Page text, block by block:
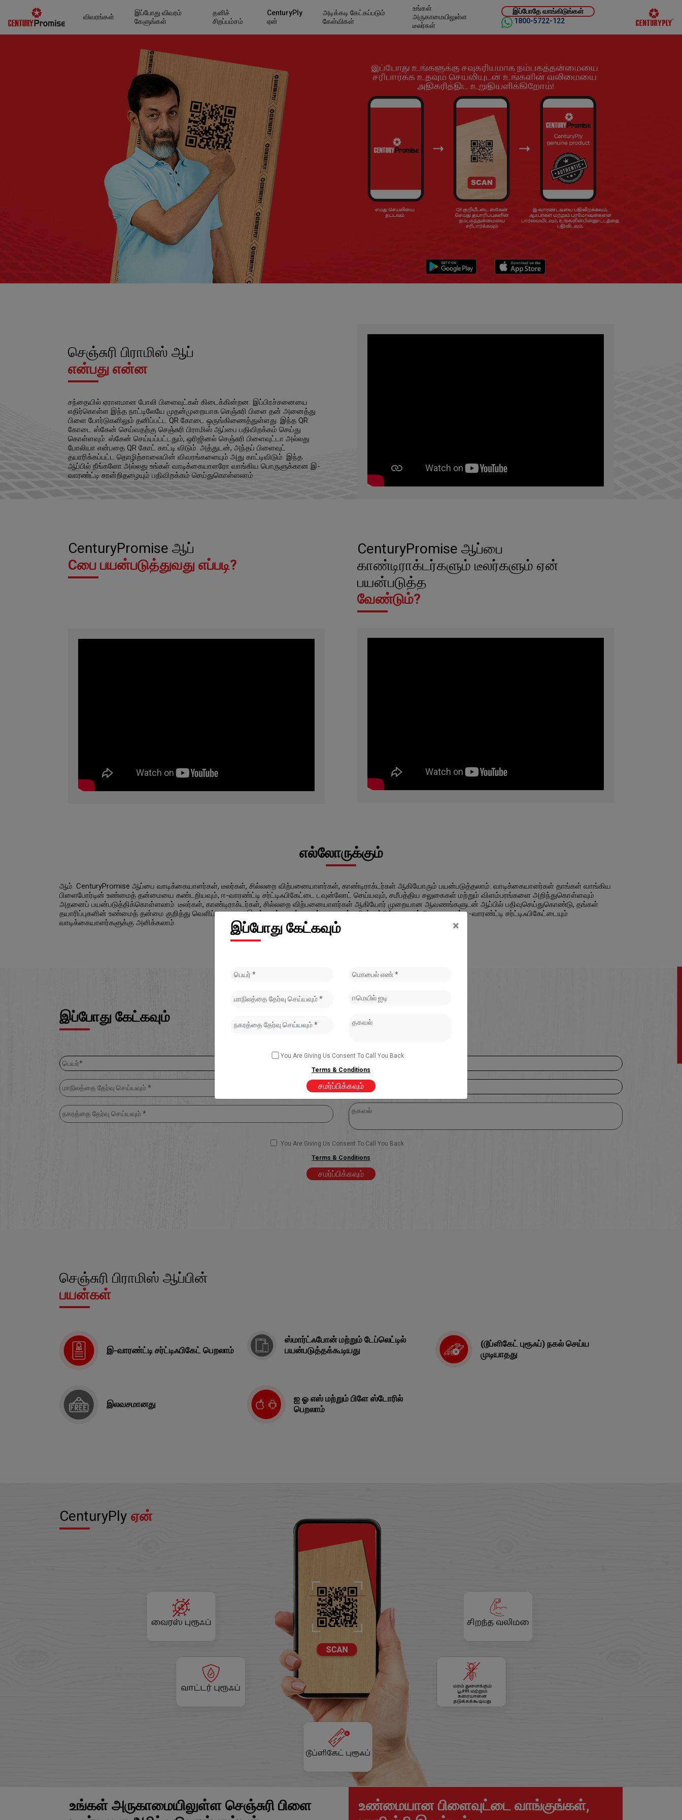
விவரங்கள்
இப்போது விவரம்
கேளுங்கள்
தனிச்
சிறப்பம்சம்
CenturyPly
ஏன்
அடிக்கடி கேட்கப்படும்
கேள்விகள்
உங்கள்
அருகாமையிலுள்ள
டீலர்கள்
இப்போதே வாங்கிடுங்கள்
1800-5722-122
செஞ்சுரி பிராமிஸ் ஆப்
என்பது என்ன
சந்தையில் ஏராளமான போலி பிளைவுட்கள் கிடைக்கின்றன. இப்பிரச்சனையை
எதிர்கொள்ள இந்த நாட்டிலேயே முதன்முறையாக செஞ்சுரி பிளை தன் அனைத்து
பிளை போர்டுகளிலும் தனிப்பட்ட QR கோடை ஒருங்கிணைத்துள்ளது. இந்த QR
கோடை ஸ்கேன் செய்வதற்கு செஞ்சுரி பிராமிஸ் ஆப்பை பதிவிறக்கம் செய்து
கொள்ளவும். ஸ்கேன் செய்யப்பட்டதும், ஒரிஜினல் செஞ்சுரி பிளைவுட்டா அல்லது
போலியா என்பதை QR கோட் காட்டி விடும். அத்துடன், அந்தப் பிளைவுட்
தயாரிக்கப்பட்ட தொழிற்சாலையின் விவரங்களையும் அது காட்டிவிடும். இந்த
ஆப்பில் நீங்களோ அல்லது உங்கள் வாடிக்கையாளரோ வாங்கிய பொருளுக்கான இ-
வாரண்ட்டி சான்றிதழையும் பதிவிறக்கம் செய்துகொள்ளலாம்.
CenturyPromise ஆப்
Cபை பயன்படுத்துவது எப்படி?
CenturyPromise ஆப்பை
காண்டிராக்டர்களும் டீலர்களும் ஏன்
பயன்படுத்த
வேண்டும்?
எல்லோருக்கும்
ஆம். CenturyPromise ஆப்பை வாடிக்கையாளர்கள், டீலர்கள், சில்லறை விற்பனையாளர்கள், காண்டிராக்டர்கள் ஆகியோரும் பயன்படுத்தலாம். வாடிக்கையாளர்கள் தாங்கள் வாங்கிய
பிளைபோர்டின் உண்மைத் தன்மையை கண்டறியவும், ஈ-வாரண்ட்டி சர்ட்டிஃபிகேட்டை டவுன்லோட் செய்யவும், சமீபத்திய சலுகைகள் மற்றும் விளம்பரங்களை அறிந்துகொள்ளவும்
அதனைப் பயன்படுத்திக்கொள்ளலாம். டீலர்கள், காண்டிராக்டர்கள், சில்லறை விற்பனையாளர்கள் ஆகியோர் முறையான ஆவணங்களுடன் ஆப்பில் பதிவுசெய்துகொண்டு, தங்கள்
தயாரிப்புகளின் உண்மைத் தன்மை குறித்து வெளிப்படையாக இருப்பதன் மூலம் வாடிக்கையாளர்களின் நம்பிக்கையைப் பெறுவதுடன் ஈ-வாரண்ட்டி சர்ட்டிஃபிகேட்டையும்
வாடிக்கையாளர்களுக்கு அளிக்கலாம்.
இப்போது கேட்கவும்
You Are Giving Us Consent To Call You Back
Terms & Conditions
சமர்ப்பிக்கவும்
செஞ்சுரி பிராமிஸ் ஆப்பின்
பயன்கள்
இ-வாரண்ட்டி சர்ட்டிஃபிகேட் பெறலாம்
ஸ்மார்ட்ஃபோன் மற்றும் டேப்லெட்டில்
பயன்படுத்தக்கூடியது
(டூப்ளிகேட் புரூஃப்) நகல் செய்ய
முடியாதது
இலவசமானது
ஐ ஓ எஸ் மற்றும் பிளே ஸ்டோரில்
பெறலாம்
CenturyPly ஏன்
உங்கள் அருகாமையிலுள்ள செஞ்சுரி பிளை
உண்மையான பிளைவுட்டை வாங்குங்கள்,
×
இப்போது கேட்கவும்
You Are Giving Us Consent To Call You Back
Terms & Conditions
சமர்ப்பிக்கவும்